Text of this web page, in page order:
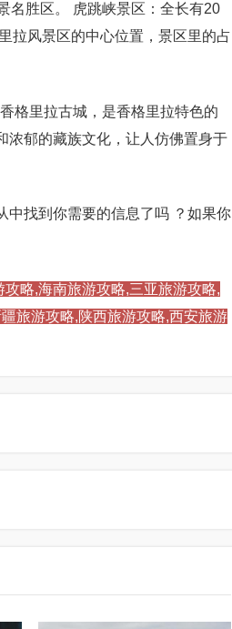
名胜区。 虎跳峡景区：全长有20
拉风景区的中心位置，景区里的占
格里拉古城，是香格里拉特色的
浓郁的藏族文化，让人仿佛置身于
中找到你需要的信息了吗 ？如果你
略,海南旅游攻略,三亚旅游攻略,
旅游攻略,陕西旅游攻略,西安旅游